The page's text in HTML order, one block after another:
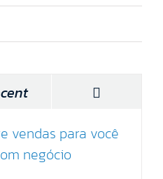
vendas para você
negócio